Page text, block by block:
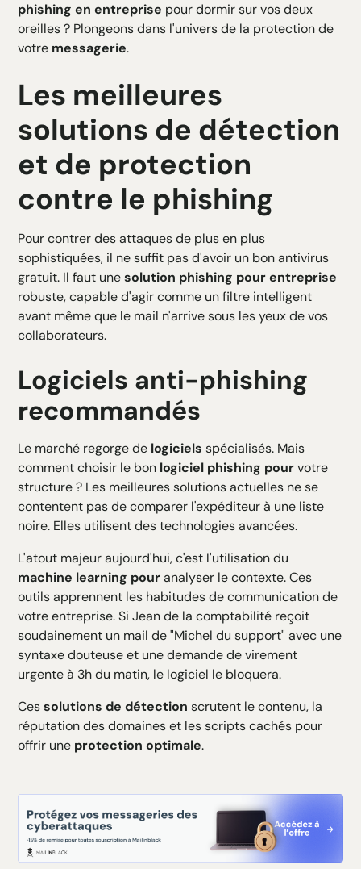
phishing en entreprise pour dormir sur vos deux
oreilles ? Plongeons dans l'univers de la protection de
votre messagerie.
Les meilleures
solutions de détection
et de protection
contre le phishing
Pour contrer des attaques de plus en plus
sophistiquées, il ne suffit pas d'avoir un bon antivirus
gratuit. Il faut unesolution phishing pour entreprise
robuste, capable d'agir comme un filtre intelligent
avant même que le mail n'arrive sous les yeux de vos
collaborateurs.
Logiciels anti-phishing
recommandés
Le marché regorge de logiciels spécialisés. Mais
comment choisir le bon logiciel phishing pourvotre
structure ? Les meilleures solutions actuelles ne se
contentent pas de comparer l'expéditeur à une liste
noire. Elles utilisent des technologies avancées.
L'atout majeur aujourd'hui, c'est l'utilisation du
machine learning pouranalyser le contexte. Ces
outils apprennent les habitudes de communication de
votre entreprise. Si Jean de la comptabilité reçoit
soudainement un mail de "Michel du support" avec une
syntaxe douteuse et une demande de virement
urgente à 3h du matin, le logiciel le bloquera.
Cessolutions de détection scrutent le contenu, la
réputation des domaines et les scripts cachés pour
offrir une protection optimale.